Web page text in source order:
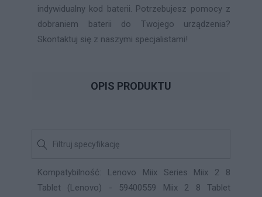
indywidualny kod baterii. Potrzebujesz pomocy z
dobraniem baterii do Twojego urządzenia?
Skontaktuj się z naszymi specjalistami!
OPIS PRODUKTU
Kompatybilność: Lenovo Miix Series Miix 2 8
Tablet (Lenovo) - 59400559 Miix 2 8 Tablet